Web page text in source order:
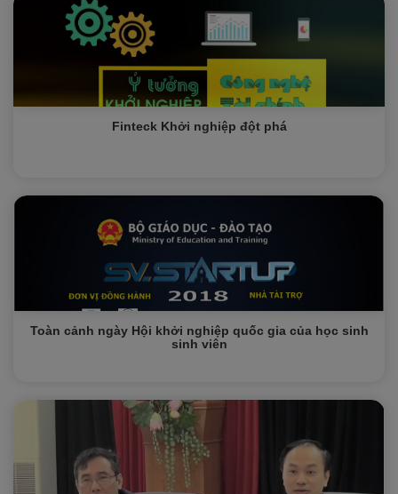
Finteck Khởi nghiệp đột phá
Toàn cảnh ngày Hội khởi nghiệp quốc gia của học sinh
sinh viên